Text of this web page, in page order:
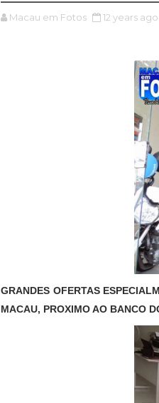
Macau em Fotos 12 years ago
GRANDES OFERTAS
MACAU, PROXIMO AO BANCO